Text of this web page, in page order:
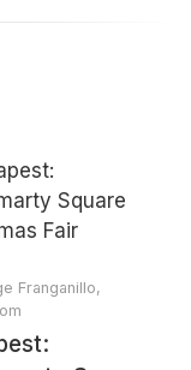
Franganillo,